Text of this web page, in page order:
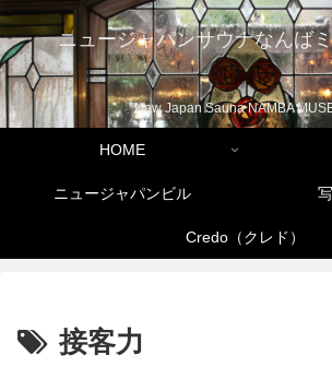
ニュージャパンサウナなんば
New Japan Sauna NAMBA
HOME
ニュージャパンビル
Credo（クレド）
接客力